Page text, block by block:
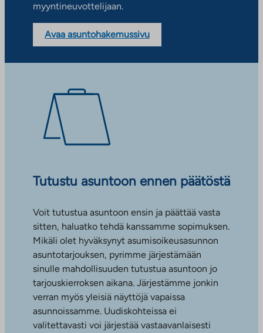
myyntineuvottelijaan.
Avaa asuntohakemussivu
Tutustu asuntoon ennen päätöstä
Voit tutustua asuntoon ensin ja päättää vasta
sitten, haluatko tehdä kanssamme sopimuksen.
Mikäli olet hyväksynyt asumisoikeusasunnon
asuntotarjouksen, pyrimme järjestämään
sinulle mahdollisuuden tutustua asuntoon jo
tarjouskierroksen aikana. Järjestämme jonkin
verran myös yleisiä näyttöjä vapaissa
asunnoissamme. Uudiskohteissa ei
valitettavasti voi järjestää vastaavanlaisesti